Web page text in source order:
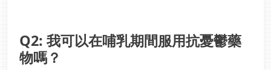
Q2: 我可以在哺乳期間服用抗憂鬱藥
物嗎？